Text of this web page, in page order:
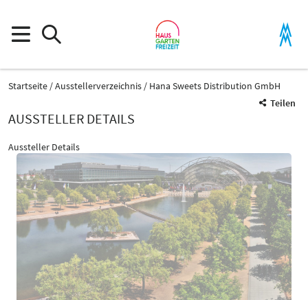
Startseite Ausstellerverzeichnis
Hana Sweets Distribution GmbH
Teilen
AUSSTELLER DETAILS
Aussteller Details